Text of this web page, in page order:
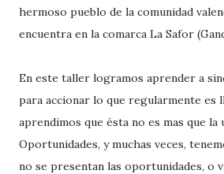
hermoso pueblo de la comunidad
encuentra en la comarca La Safor
En este taller logramos aprender a
para accionar lo que regularmente es
aprendimos que ésta no es mas que la
Oportunidades, y muchas veces,
no se presentan las oportunidades, o